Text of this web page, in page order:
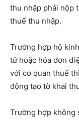
thu nhập phải nộp
thuế thu nhập.
Trường hợp hộ
tử hoặc hóa đơn
với cơ quan thuế
động tạo tờ khai
Trường hợp không